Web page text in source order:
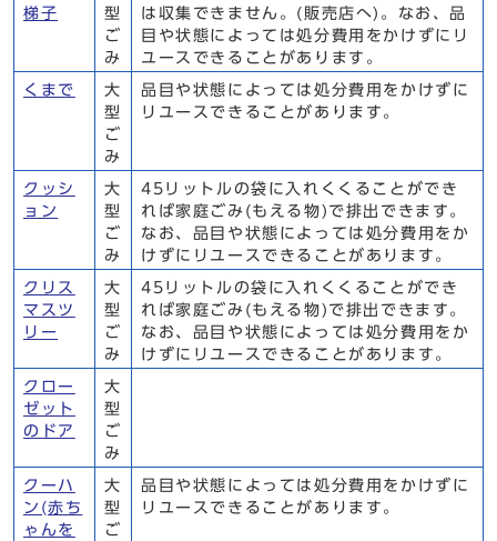
梯子
型
ご
み
は収集できません。(販売店へ)。なお、品
目や状態によっては処分費用をかけずにリ
ユースできることがあります。
くまで
大
型
ご
み
品目や状態によっては処分費用をかけずに
リユースできることがあります。
クッシ
ョン
大
型
ご
み
45リットルの袋に入れくくることができ
れば家庭ごみ(もえる物)で排出できます。
なお、品目や状態によっては処分費用をか
けずにリユースできることがあります。
クリス
マスツ
リー
大
型
ご
み
45リットルの袋に入れくくることができ
れば家庭ごみ(もえる物)で排出できます。
なお、品目や状態によっては処分費用をか
けずにリユースできることがあります。
クロー
ゼット
のドア
大
型
ご
み
クーハ
ン(赤ち
ゃんを
大
型
ご
品目や状態によっては処分費用をかけずに
リユースできることがあります。